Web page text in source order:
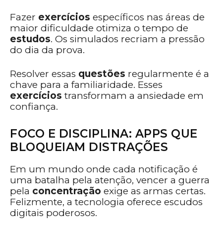
Fazer exercícios específicos nas áreas de
maior dificuldade otimiza o tempo de
estudos. Os simulados recriam a pressão
do dia da prova.
Resolver essas questões regularmente é a
chave para a familiaridade. Esses
exercícios transformam a ansiedade em
confiança.
FOCO E DISCIPLINA: APPS QUE
BLOQUEIAM DISTRAÇÕES
Em um mundo onde cada notificação é
uma batalha pela atenção, vencer a guerra
pela concentração exige as armas certas.
Felizmente, a tecnologia oferece escudos
digitais poderosos.